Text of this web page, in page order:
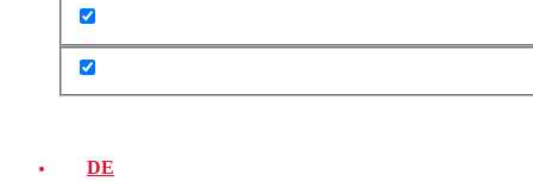
DE